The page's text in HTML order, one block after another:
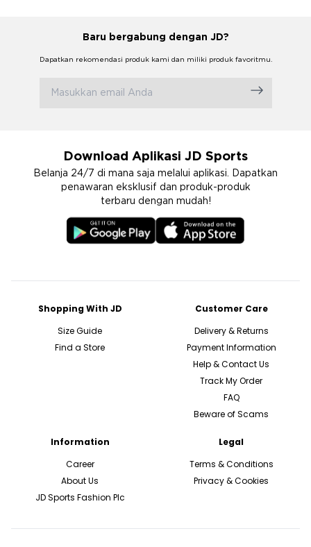
Baru bergabung dengan JD?
Dapatkan rekomendasi produk kami dan miliki produk favoritmu.
Download Aplikasi JD Sports
Belanja 24/7 di mana saja melalui aplikasi. Dapatkan
penawaran eksklusif dan produk-produk
terbaru dengan mudah!
Shopping With JD
Size Guide
Find a Store
Customer Care
Delivery & Returns
Payment Information
Help & Contact Us
Track My Order
FAQ
Beware of Scams
Information
Career
About Us
JD Sports Fashion Plc
Legal
Terms & Conditions
Privacy & Cookies